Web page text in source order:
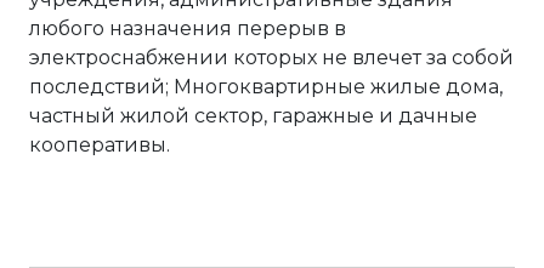
любого назначения перерыв в
электроснабжении которых не влечет за собой
последствий; Многоквартирные жилые дома,
частный жилой сектор, гаражные и дачные
кооперативы.